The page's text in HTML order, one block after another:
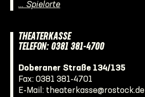
… Spielorte
THEATERKASSE
TELEFON: 0381 381-4700
Doberaner Straße 134/135
Fax: 0381 381-4701
E-Mail: theaterkasse@rostock.de